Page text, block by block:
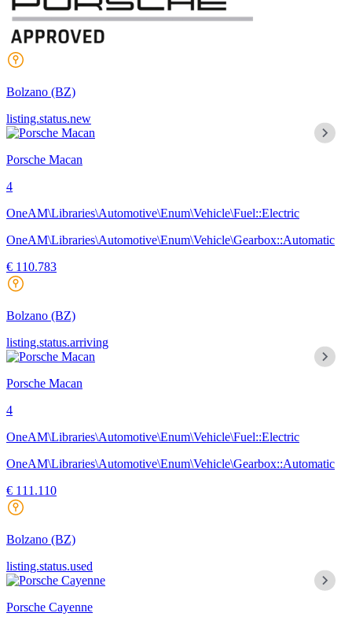
Bolzano (BZ)
listing.status.new
Porsche Macan
4
OneAM\Libraries\Automotive\Enum\Vehicle\Fuel::Electric
OneAM\Libraries\Automotive\Enum\Vehicle\Gearbox::Automatic
€ 110.783
Bolzano (BZ)
listing.status.arriving
Porsche Macan
4
OneAM\Libraries\Automotive\Enum\Vehicle\Fuel::Electric
OneAM\Libraries\Automotive\Enum\Vehicle\Gearbox::Automatic
€ 111.110
Bolzano (BZ)
listing.status.used
Porsche Cayenne